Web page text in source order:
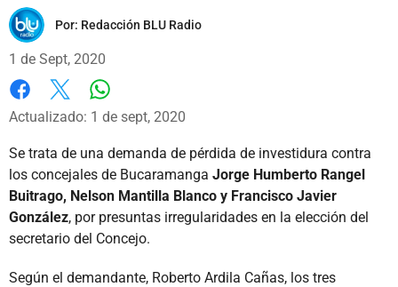
Por: Redacción BLU Radio
1 de Sept, 2020
Facebook
X
Actualizado: 1 de sept, 2020
Se trata de una demanda de pérdida de investidura contra
los concejales de Bucaramanga Jorge Humberto Rangel
Buitrago, Nelson Mantilla Blanco y Francisco Javier
González, por presuntas irregularidades en la elección del
secretario del Concejo.
Según el demandante, Roberto Ardila Cañas, los tres